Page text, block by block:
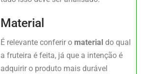
Material
É relevante conferir o material do qual
a fruteira é feita, já que a intenção é
adquirir o produto mais durável